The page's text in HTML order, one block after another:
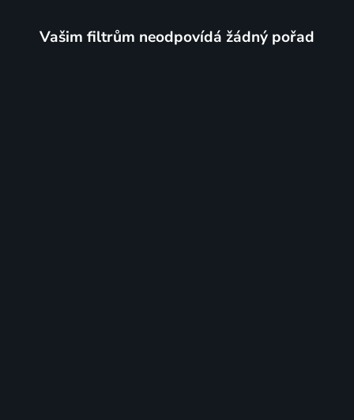
Vašim filtrům neodpovídá žádný pořad